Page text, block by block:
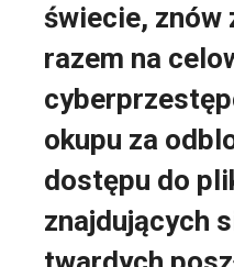
świecie, znów
razem na
okupu za
dostępu do
znajdujących